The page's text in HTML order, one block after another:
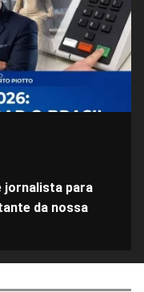
jornalista para
da nossa